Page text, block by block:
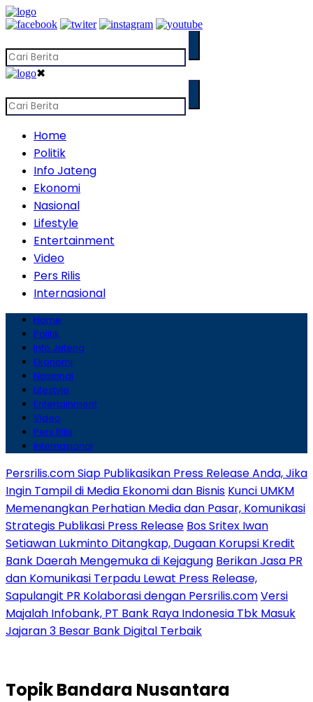
✖
Home
Politik
Info Jateng
Ekonomi
Nasional
Lifestyle
Entertainment
Video
Pers Rilis
Internasional
Home
Politik
Info Jateng
Ekonomi
Nasional
Lifestyle
Entertainment
Video
Pers Rilis
Internasional
Persrilis.com Siap Publikasikan Press Release Anda, Jika
Ingin Tampil di Media Ekonomi dan Bisnis Kunci UMKM
Memenangkan Perhatian Media dan Pasar, Komunikasi
Strategis Publikasi Press Release Bos Sritex Iwan
Setiawan Lukminto Ditangkap, Dugaan Korupsi Kredit
Bank Daerah Mengemuka di Kejagung Berikan Jasa PR
dan Komunikasi Terpadu Lewat Press Release,
Sapulangit PR Kolaborasi dengan Persrilis.comVersi
Majalah Infobank, PT Bank Raya Indonesia Tbk Masuk
Jajaran 3 Besar Bank Digital Terbaik
TopikBandara Nusantara